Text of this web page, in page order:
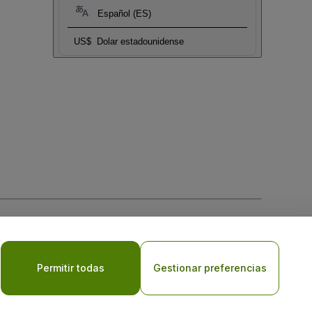
Español (ES)
US$ Dolar estadounidense
laPolítica de Privacidad para Móviles
Permitir todas Gestionar preferencias